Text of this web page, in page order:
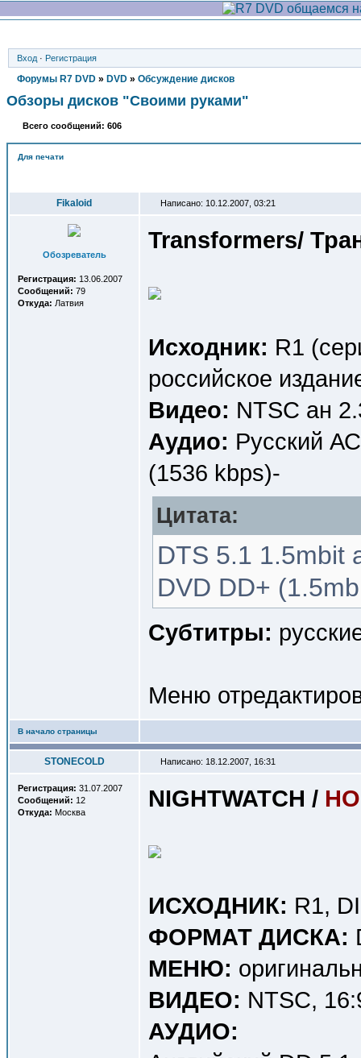
Вход · Регистрация
Форумы R7 DVD » DVD » Обсуждение дисков
Обзоры дисков "Своими руками"
Всего сообщений: 606
Для печати
Fikaloid Написано: 10.12.2007, 03:21
Обозреватель
Регистрация: 13.06.2007
Сообщений: 79
Откуда: Латвия
Transformers/
Исходник: R1
российское
Видео: NTSC ан
Аудио: Русский
(1536 kbps)-
Цитата:
DTS 5.1 1.5mbit
DVD DD+
Субтитры:
Меню
В начало страницы
STONECOLD Написано: 18.12.2007, 16:31
Регистрация: 31.07.2007
Сообщений: 12
Откуда: Москва
NIGHTWATCH /
ИСХОДНИК: R1,
ФОРМАТ ДИСКА:
МЕНЮ:
ВИДЕО: NTSC,
АУДИО: